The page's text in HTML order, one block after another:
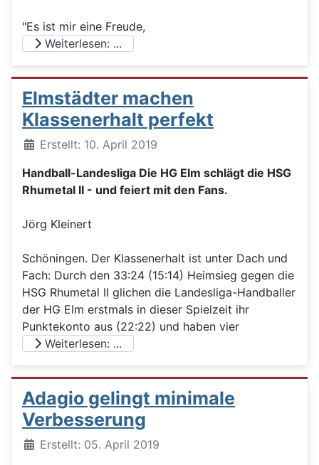
"Es ist mir eine Freude,
Weiterlesen: ...
Elmstädter machen
Klassenerhalt perfekt
DetailsErstellt: 10. April 2019
Handball-Landesliga Die HG Elm schlägt die HSG
Rhumetal II - und feiert mit den Fans.
Jörg Kleinert
Schöningen. Der Klassenerhalt ist unter Dach und
Fach: Durch den 33:24 (15:14) Heimsieg gegen die
HSG Rhumetal II glichen die Landesliga-Handballer
der HG Elm erstmals in dieser Spielzeit ihr
Punktekonto aus (22:22) und haben vier
Weiterlesen: ...
Adagio gelingt minimale
Verbesserung
DetailsErstellt: 05. April 2019